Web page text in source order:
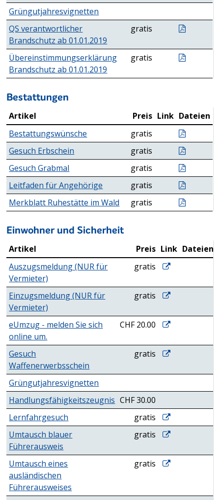
Grüngutjahresvignetten
QS verantwortlicher
Brandschutz ab 01.01.2019
gratis
Übereinstimmungserklärung
Brandschutz ab 01.01.2019
gratis
Bestattungen
Bestattungen
Artikel Preis Link Dateien
Bestattungswünsche
gratis
Gesuch Erbschein
gratis
Gesuch Grabmal
gratis
Leitfaden für Angehörige
gratis
Merkblatt Ruhestätte im Wald
gratis
Einwohner und Sicherheit
Einwohner und Sicherheit
Artikel Preis Link Dateien
Auszugsmeldung (NUR für
Vermieter)
gratis
Einzugsmeldung (NUR für
Vermieter)
gratis
eUmzug - melden Sie sich
online um.
CHF 20.00 eUmzug -
Gesuch
Waffenerwerbsschein
gratis https://
Grüngutjahresvignetten
Handlungsfähigkeitszeugnis CHF 30.00
Lernfahrgesuch
gratis
Lernfahrgesuch
Umtausch blauer
Führerausweis
gratis Umtausch
Umtausch eines
ausländischen
Führerausweises
gratis Umtausch